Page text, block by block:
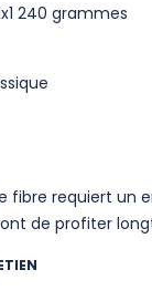
240 grammes
fibre requiert un
de profiter